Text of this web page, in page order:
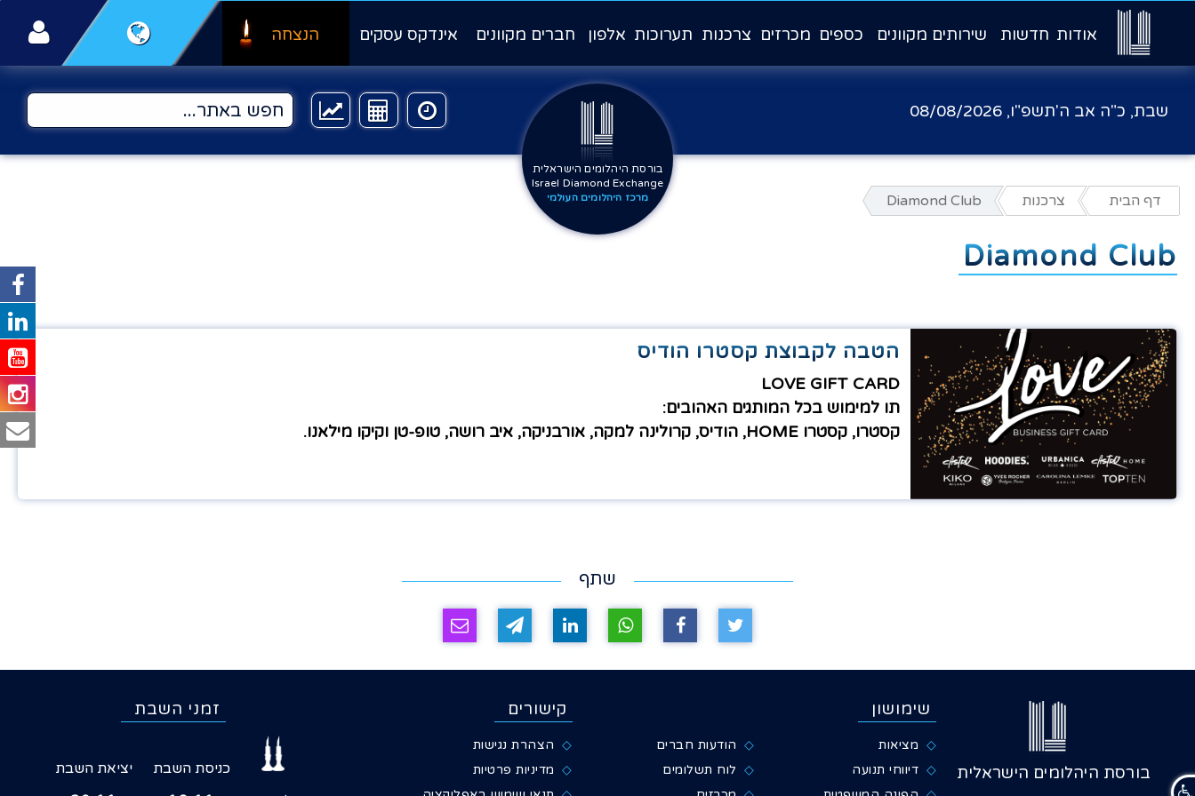
אודות חדשות שירותים מקוונים כספים מכרזים צרכנות תערוכות אלפון חברים מקוונים אינדקס עסקים הנצחה
שבת, כ"ה אב ה'תשפ"ו, 08/08/2026
בורסת היהלומים הישראלית
Israel Diamond Exchange
מרכז היהלומים העולמי דף הבית צרכנות Diamond Club
Diamond Club
הטבה לקבוצת קסטרו הודיס
LOVE GIFT CARD
תו למימוש בכל המותגים האהובים:
קסטרו, קסטרו HOME, הודיס, קרולינה למקה, אורבניקה, איב רושה, טופ-טן וקיקו מילאנו.
שתף
בורסת היהלומים הישראלית
שימושון
מציאות
הודעות חברים
דיווחי תנועה
לוח תשלומים
קישורים
הצהרת נגישות
מדיניות פרטיות
זמני השבת
כניסת השבת
יציאת השבת